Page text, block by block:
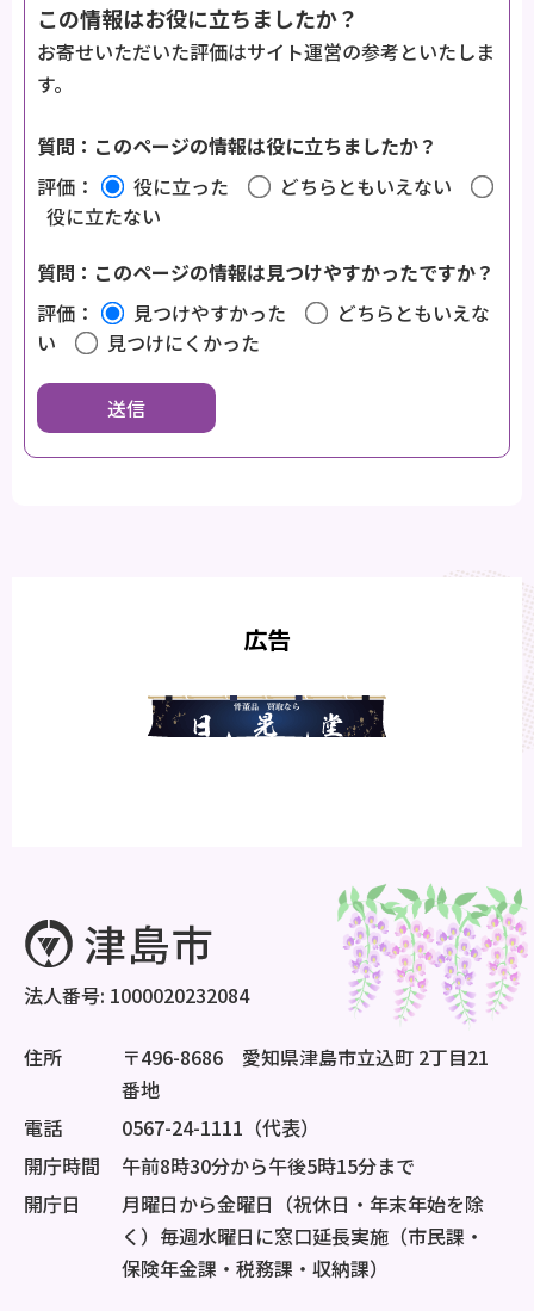
この情報はお役に立ちましたか？
お寄せいただいた評価はサイト運営の参考といたしま
す。
質問：このページの情報は役に立ちましたか？
評価：
役に立った
どちらともいえない
役に立たない
質問：このページの情報は見つけやすかったですか？
評価：
見つけやすかった
どちらともいえな
い
見つけにくかった
広告
法人番号: 1000020232084
住所
〒496-8686 愛知県津島市立込町 2丁目21
番地
電話
0567-24-1111（代表）
開庁時間
午前8時30分から午後5時15分まで
開庁日
月曜日から金曜日（祝休日・年末年始を除
く）毎週水曜日に窓口延長実施（市民課・
保険年金課・税務課・収納課）